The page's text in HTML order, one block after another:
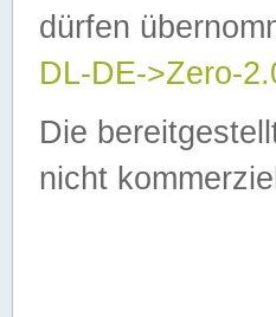
dürfen
DL-DE->Zero-
Die
nicht